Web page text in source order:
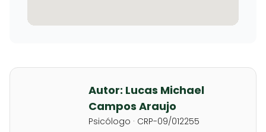
Autor: Lucas Michael
Campos Araujo
Psicólogo · CRP-09/012255